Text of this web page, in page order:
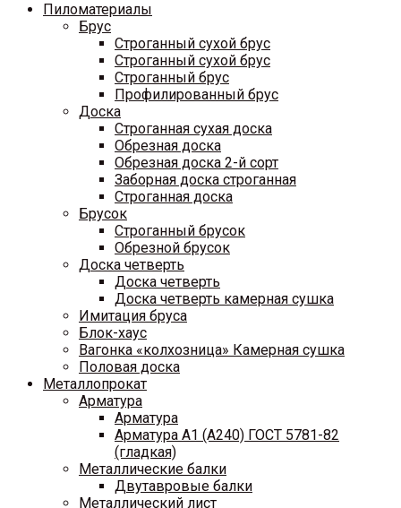
Пиломатериалы
Брус
Строганный сухой брус
Строганный сухой брус
Строганный брус
Профилированный брус
Доска
Строганная сухая доска
Обрезная доска
Обрезная доска 2-й сорт
Заборная доска строганная
Строганная доска
Брусок
Строганный брусок
Обрезной брусок
Доска четверть
Доска четверть
Доска четверть камерная сушка
Имитация бруса
Блок-хаус
Вагонка «колхозница» Камерная сушка
Половая доска
Металлопрокат
Арматура
Арматура
Арматура A1 (A240) ГОСТ 5781-82
(гладкая)
Металлические балки
Двутавровые балки
Металлический лист